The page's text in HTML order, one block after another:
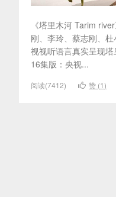
《塔里木河 Tarim
刚、李玲、蔡志刚、
视视听语言真实呈现
16集版：央视...
阅读(7412) 赞 (1)